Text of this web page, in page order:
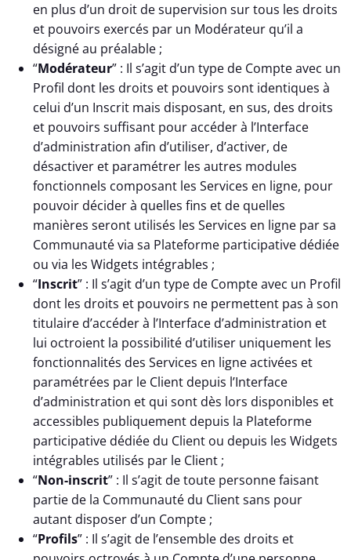
en plus d’un droit de supervision sur tous les droits
et pouvoirs exercés par un Modérateur qu’il a
désigné au préalable ;
“Modérateur” : Il s’agit d’un type de Compte avec un
Profil dont les droits et pouvoirs sont identiques à
celui d’un Inscrit mais disposant, en sus, des droits
et pouvoirs suffisant pour accéder à l’Interface
d’administration afin d’utiliser, d’activer, de
désactiver et paramétrer les autres modules
fonctionnels composant les Services en ligne, pour
pouvoir décider à quelles fins et de quelles
manières seront utilisés les Services en ligne par sa
Communauté via sa Plateforme participative dédiée
ou via les Widgets intégrables ;
“Inscrit” : Il s’agit d’un type de Compte avec un Profil
dont les droits et pouvoirs ne permettent pas à son
titulaire d’accéder à l’Interface d’administration et
lui octroient la possibilité d’utiliser uniquement les
fonctionnalités des Services en ligne activées et
paramétrées par le Client depuis l’Interface
d’administration et qui sont dès lors disponibles et
accessibles publiquement depuis la Plateforme
participative dédiée du Client ou depuis les Widgets
intégrables utilisés par le Client ;
“Non-inscrit” : Il s’agit de toute personne faisant
partie de la Communauté du Client sans pour
autant disposer d’un Compte ;
“Profils” : Il s’agit de l’ensemble des droits et